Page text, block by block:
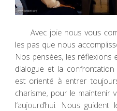
Avec joie nous vous
les pas que nous
Nos pensées, les réflexions
dialogue et la
est orienté à entrer
charisme, pour le maintenir
l’aujourd’hui. Nous